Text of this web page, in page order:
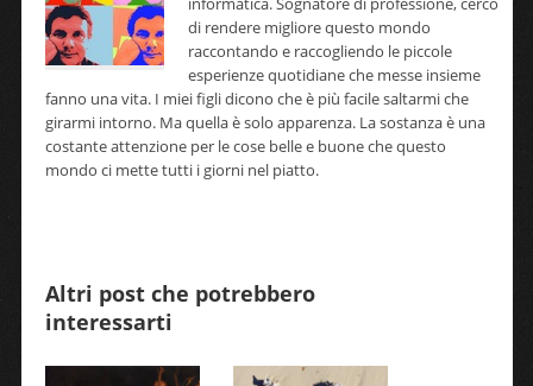
di rendere migliore questo mondo
raccontando e raccogliendo le piccole
esperienze quotidiane che messe insieme
fanno una vita. I miei figli dicono che è più facile saltarmi che
girarmi intorno. Ma quella è solo apparenza. La sostanza è una
costante attenzione per le cose belle e buone che questo
mondo ci mette tutti i giorni nel piatto.
Altri post che potrebbero
interessarti